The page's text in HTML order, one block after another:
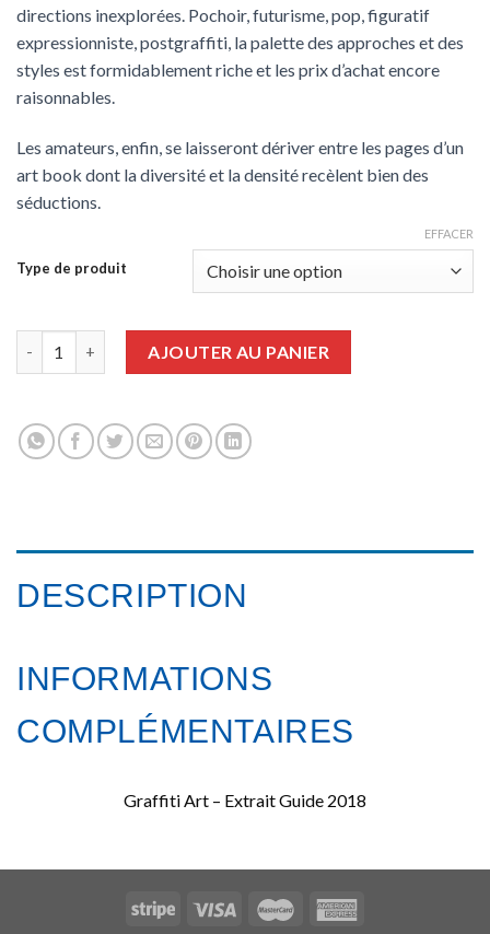
directions inexplorées. Pochoir, futurisme, pop, figuratif
expressionniste, postgraffiti, la palette des approches et des
styles est formidablement riche et les prix d’achat encore
raisonnables.
Les amateurs, enfin, se laisseront dériver entre les pages d’un
art book dont la diversité et la densité recèlent bien des
séductions.
Type de produit
EFFACER
AJOUTER AU PANIER
DESCRIPTION
INFORMATIONS
COMPLÉMENTAIRES
Graffiti Art – Extrait Guide 2018